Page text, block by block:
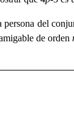
persona del
de orden